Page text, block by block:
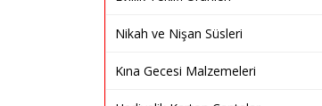
Nikah ve Nişan Süsleri
Kına Gecesi Malzemeleri